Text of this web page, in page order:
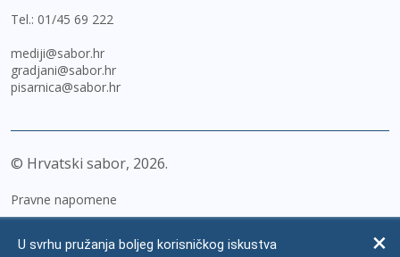
Tel.: 01/45 69 222
mediji@sabor.hr
gradjani@sabor.hr
pisarnica@sabor.hr
© Hrvatski sabor, 2026
Pravne napomene
U svrhu pružanja boljeg korisničkog iskustva